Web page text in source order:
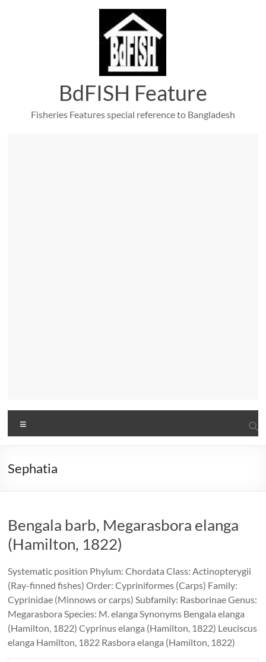
BdFISH Feature
Fisheries Features special reference to Bangladesh
Sephatia
Bengala barb, Megarasbora elanga
(Hamilton, 1822)
Systematic position Phylum: Chordata Class: Actinopterygii
(Ray-finned fishes) Order: Cypriniformes (Carps) Family:
Cyprinidae (Minnows or carps) Subfamily: Rasborinae Genus:
Megarasbora Species: M. elanga Synonyms Bengala elanga
(Hamilton, 1822) Cyprinus elanga (Hamilton, 1822) Leuciscus
elanga Hamilton, 1822 Rasbora elanga (Hamilton, 1822)